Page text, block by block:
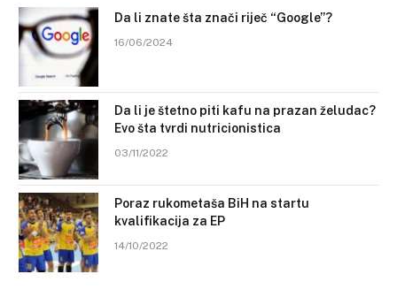
Da li znate šta znači riječ “Google”?
16/06/2024
Da li je štetno piti kafu na prazan želudac?
Evo šta tvrdi nutricionistica
03/11/2022
Poraz rukometaša BiH na startu
kvalifikacija za EP
14/10/2022